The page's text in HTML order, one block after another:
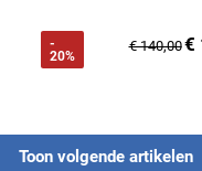
-
20%
€ 140,00€
Toon volgende artikelen